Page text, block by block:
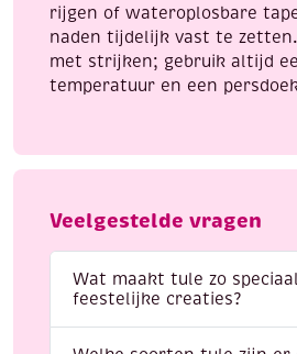
rijgen of wateroplosbare
naden tijdelijk vast te
met strijken; gebruik altijd
temperatuur en een
Veelgestelde vragen
Wat maakt tule zo
feestelijke creaties?